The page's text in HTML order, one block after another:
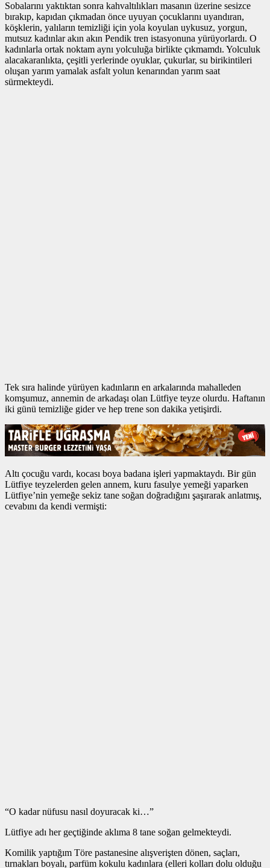
Sobalarını yaktıktan sonra kahvaltılıkları masanın üzerine sesizce
bırakıp, kapıdan çıkmadan önce uyuyan çocuklarını uyandıran,
köşklerin, yalıların temizliği için yola koyulan uykusuz, yorgun,
mutsuz kadınlar akın akın Pendik tren istasyonuna yürüyorlardı. O
kadınlarla ortak noktam aynı yolculuğa birlikte çıkmamdı. Yolculuk
alacakaranlıkta, çeşitli yerlerinde oyuklar, çukurlar, su birikintileri
oluşan yarım yamalak asfalt yolun kenarından yarım saat
sürmekteydi.
Tek sıra halinde yürüyen kadınların en arkalarında mahalleden
komşumuz, annemin de arkadaşı olan Lütfiye teyze olurdu. Haftanın
iki günü temizliğe gider ve hep trene son dakika yetişirdi.
Altı çocuğu vardı, kocası boya badana işleri yapmaktaydı. Bir gün
Lütfiye teyzelerden gelen annem, kuru fasulye yemeği yaparken
Lütfiye’nin yemeğe sekiz tane soğan doğradığını şaşırarak anlatmış,
cevabını da kendi vermişti:
“O kadar nüfusu nasıl doyuracak ki…”
Lütfiye adı her geçtiğinde aklıma 8 tane soğan gelmekteydi.
Komilik yaptığım Töre pastanesine alışverişten dönen, saçları,
tırnakları boyalı, parfüm kokulu kadınlara (elleri kolları dolu olduğu